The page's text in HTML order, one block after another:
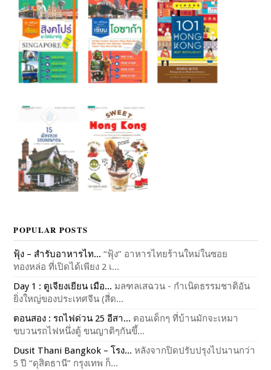
POPULAR POSTS
ฟุ้ง – สำรับอาหารไท... “ฟุ้ง” อาหารไทยร้านใหม่ในซอย
ทองหล่อ ที่เปิดได้เพียง 2 เ...
Day 1 : ตูเจียงเยียน เมือ... มลฑลเสฉวน - กำเนิดธรรมชาติอัน
ยิ่งใหญ่ของประเทศจีน (สี่ด...
ตอนสอง : รถไฟด่วน 25 อีสา... ตอนเด็กๆ ที่บ้านมักจะเหมา
ขบวนรถไฟหนึ่งตู้ ขนญาติๆกันขึ้...
Dusit Thani Bangkok – โรง... หลังจากปิดปรับปรุงไปนานกว่า
5 ปี “ดุสิตธานี” กรุงเทพ ก็...